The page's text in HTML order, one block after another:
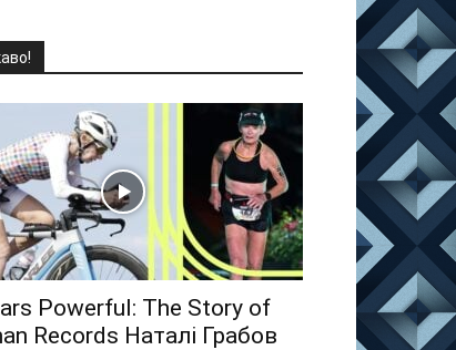
Powerful: The Story of
Records Наталі Грабов